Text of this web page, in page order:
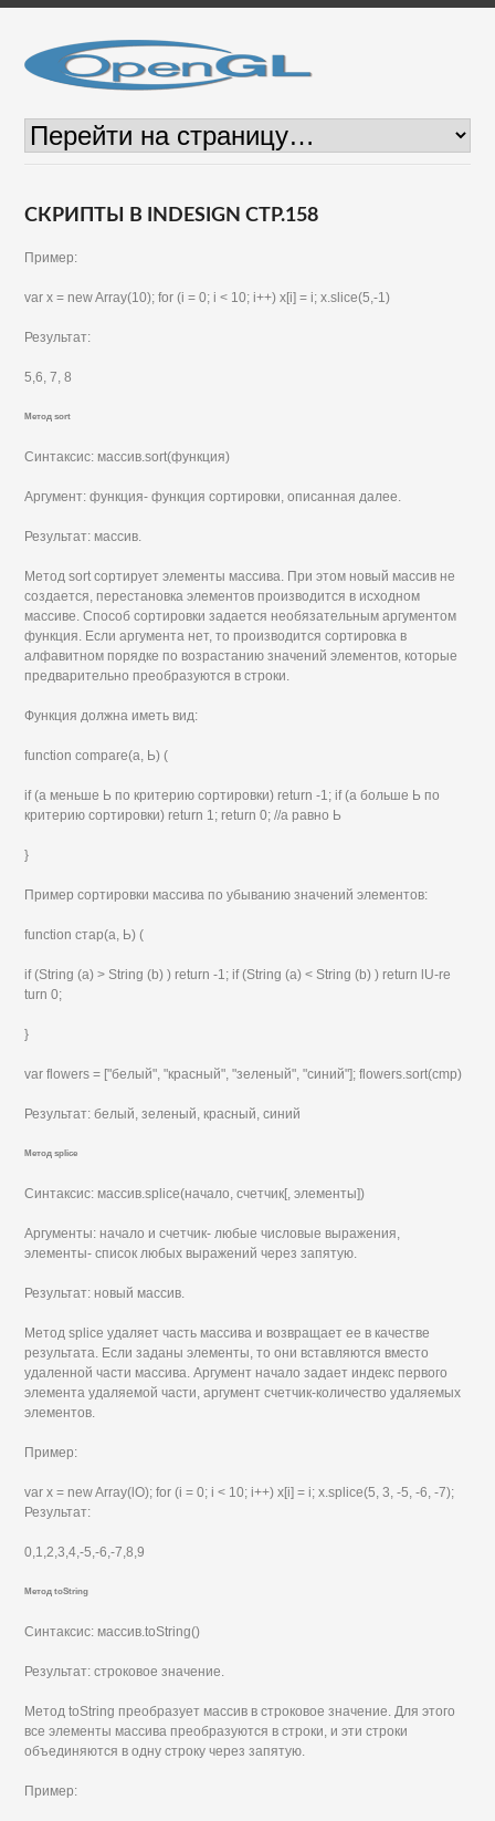
СКРИПТЫ В INDESIGN СТР.158
Пример:
var х = new Array(10); for (i = 0; i < 10; i++) x[i] = i; x.slice(5,-1)
Результат:
5,6, 7, 8
Метод sort
Синтаксис: массив.sort(функция)
Аргумент: функция- функция сортировки, описанная далее.
Результат: массив.
Метод sort сортирует элементы массива. При этом новый массив не
создается, перестановка элементов производится в исходном
массиве. Способ сортировки задается необязательным аргументом
функция. Если аргумента нет, то производится сортировка в
алфавитном порядке по возрастанию значений элементов, которые
предварительно преобразуются в строки.
Функция должна иметь вид:
function compare(а, Ь) (
if (а меньше Ь по критерию сортировки) return -1; if (а больше Ь по
критерию сортировки) return 1; return 0; //а равно Ь
}
Пример сортировки массива по убыванию значений элементов:
function стар(а, Ь) (
if (String (а) > String (b) ) return -1; if (String (a) < String (b) ) return lU-re
turn 0;
}
var flowers = ["белый", "красный", "зеленый", "синий"]; flowers.sort(cmp)
Результат: белый, зеленый, красный, синий
Метод splice
Синтаксис: массив.splice(начало, счетчик[, элементы])
Аргументы: начало и счетчик- любые числовые выражения,
элементы- список любых выражений через запятую.
Результат: новый массив.
Метод splice удаляет часть массива и возвращает ее в качестве
результата. Если заданы элементы, то они вставляются вместо
удаленной части массива. Аргумент начало задает индекс первого
элемента удаляемой части, аргумент счетчик-количество удаляемых
элементов.
Пример:
var х = new Array(lO); for (i = 0; i < 10; i++) x[i] = i; x.splice(5, 3, -5, -6, -7);
Результат:
0,1,2,3,4,-5,-6,-7,8,9
Метод toString
Синтаксис: массив.toString()
Результат: строковое значение.
Метод toString преобразует массив в строковое значение. Для этого
все элементы массива преобразуются в строки, и эти строки
объединяются в одну строку через запятую.
Пример: